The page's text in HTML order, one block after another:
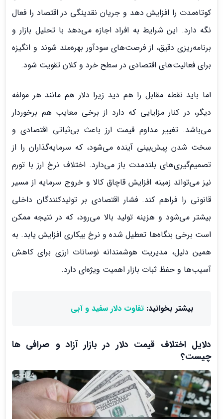
کوتاه‌مدت را افزایش دهد و جریان نقدینگی در اقتصاد را فعال
نگه دارد. این شرایط به افراد اجازه می‌دهد با تحلیل بازار و
برنامه‌ریزی دقیق، از فرصت‌های سودآور بهره‌مند شوند و انگیزه
برای فعالیت‌های اقتصادی در سطح خرد و کلان تقویت شود.
اما باید نقطه مقابل را هم دید زیرا دلار هم مانند هر مولفه
دیگر، در کنار مزایایی که دارد از برخی معایب هم برخوردار
می‌باشد. تغییر مداوم قیمت ارز باعث بی‌ثباتی اقتصادی و
سخت شدن پیش‌بینی آینده می‌شود، که سرمایه‌گذاران را از
تصمیم‌گیری‌های بلندمدت باز می‌دارد. اختلاف نرخ ارز با تورم
نیز می‌تواند زمینه افزایش قاچاق کالا و خروج سرمایه از مسیر
قانونی را فراهم کند. فشار اقتصادی بر تولیدکنندگان داخلی
بیشتر می‌شود و هزینه تولید بالا می‌رود، که در نتیجه ممکن
است برخی بنگاه‌ها تعطیل شده و نرخ بیکاری افزایش یابد. به
همین دلیل، مدیریت هوشمندانه نوسانات ارزی برای کاهش
آسیب‌ها و حفظ ثبات بازار اهمیت ویژه‌ای دارد.
بیشتر بخوانید:تفاوت دلار سفید و آبی
دلایل اختلاف قیمت دلار در بازار آزاد و صرافی ها
چیست؟